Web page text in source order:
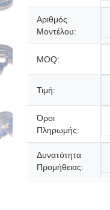
Αριθμός
Μοντέλου:
MOQ:
Τιμή:
Όροι
Πληρωμής:
Δυνατότητα
Προμήθειας: